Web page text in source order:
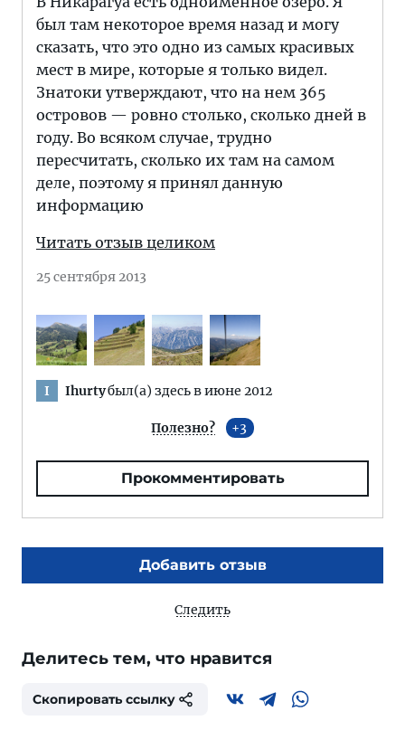
был там некоторое время назад и могу
сказать, что это одно из самых красивых
мест в мире, которые я только видел.
Знатоки утверждают, что на нем 365
островов — ровно столько, сколько дней в
году. Во всяком случае, трудно
пересчитать, сколько их там на самом
деле, поэтому я принял данную
информацию
Читать отзыв целиком
25 сентября 2013
I Ihurtyбыл(а) здесь в июне 2012
Полезно? 3
Прокомментировать
Добавить отзыв
Следить
Делитесь тем, что нравится
Скопировать ссылку